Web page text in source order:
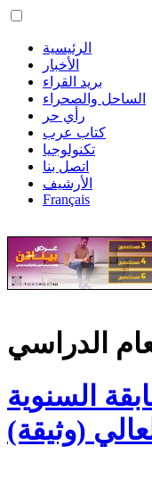
الرئيسية
الأخبار
بريد القراء
الساحل والصحراء
رأي حر
كتاب عرب
تكنولوجيا
اتصل بنا
الأرشيف
Français
الدراسي
السنوية
(وثيقة)